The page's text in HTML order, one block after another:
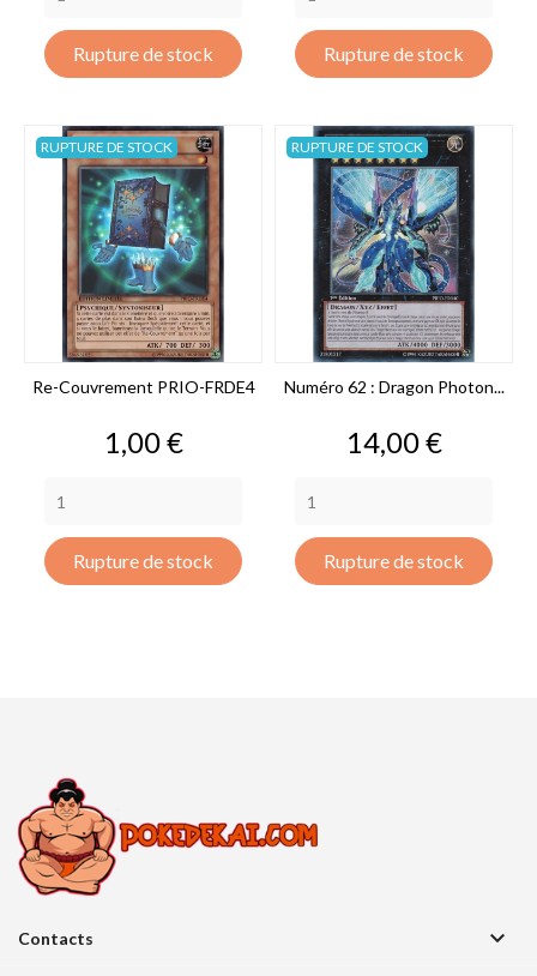
Rupture de stock Rupture de stock
Re-Couvrement PRIO-FRDE4
Prix
1,00 €
Rupture de stock
RUPTURE DE STOCK
Numéro 62 : Dragon Photon...
Prix
14,00 €
Rupture de stock
RUPTURE DE STOCK
Contacts 